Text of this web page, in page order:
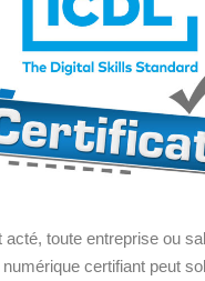
acté, toute entreprise ou
certifiant peut